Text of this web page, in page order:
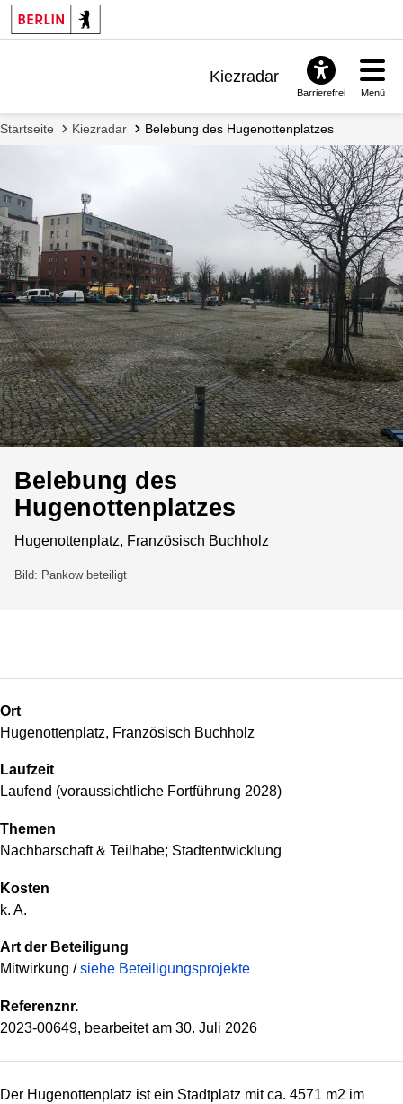
Kiezradar
FAQ & Support
Barrierefrei Menü
Startseite Kiezradar Belebung des Hugenottenplatzes
Belebung des
Hugenottenplatzes
Hugenottenplatz, Französisch Buchholz
Bild: Pankow beteiligt
Ort
Hugenottenplatz, Französisch Buchholz
Laufzeit
Laufend (voraussichtliche Fortführung 2028)
Themen
Nachbarschaft & Teilhabe; Stadtentwicklung
Kosten
k. A.
Art der Beteiligung
Mitwirkung /siehe Beteiligungsprojekte
Referenznr.
2023-00649, bearbeitet am 30. Juli 2026
Der Hugenottenplatz ist ein Stadtplatz mit ca. 4571 m2 im